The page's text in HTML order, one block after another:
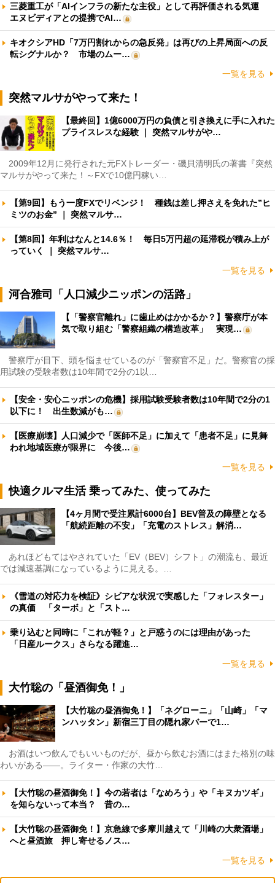
三菱重工が「AIインフラの新たな主役」として再評価される気運
エヌビディアとの提携でAI…
キオクシアHD「7万円割れからの急反発」は再びの上昇局面への反
転シグナルか？ 市場のムー…
一覧を見る
突然マルサがやって来た！
【最終回】1億6000万円の負債と引き換えに手に入れた
プライスレスな経験 ｜ 突然マルサがや…
2009年12月に発行された元FXトレーダー・磯貝清明氏の著書『突然
マルサがやって来た！～FXで10億円稼い…
【第9回】もう一度FXでリベンジ！ 種銭は差し押さえを免れた”ヒ
ミツのお金” ｜ 突然マルサ…
【第8回】年利はなんと14.6％！ 毎日5万円超の延滞税が積み上が
っていく ｜ 突然マルサ…
一覧を見る
河合雅司「人口減少ニッポンの活路」
【「警察官離れ」に歯止めはかかるか？】警察庁が本
気で取り組む「警察組織の構造改革」 実現…
警察庁が目下、頭を悩ませているのが「警察官不足」だ。警察官の採
用試験の受験者数は10年間で2分の1以…
【安全・安心ニッポンの危機】採用試験受験者数は10年間で2分の1
以下に！ 出生数減がも…
【医療崩壊】人口減少で「医師不足」に加えて「患者不足」に見舞
われ地域医療が限界に 今後…
一覧を見る
快適クルマ生活 乗ってみた、使ってみた
【4ヶ月間で受注累計6000台】BEV普及の障壁となる
「航続距離の不安」「充電のストレス」解消…
あれほどもてはやされていた「EV（BEV）シフト」の潮流も、最近
では減速基調になっているように見える。…
《雪道の対応力を検証》シビアな状況で実感した「フォレスター」
の真価 「ターボ」と「スト…
乗り込むと同時に「これが軽？」と戸惑うのには理由があった
「日産ルークス」さらなる躍進…
一覧を見る
大竹聡の「昼酒御免！」
【大竹聡の昼酒御免！】「ネグローニ」「山崎」「マ
ンハッタン」新宿三丁目の隠れ家バーで1…
お酒はいつ飲んでもいいものだが、昼から飲むお酒にはまた格別の味
わいがある――。ライター・作家の大竹…
【大竹聡の昼酒御免！】今の若者は「なめろう」や「キヌカツギ」
を知らないって本当？ 昔の…
【大竹聡の昼酒御免！】京急線で多摩川越えて「川崎の大衆酒場」
へと昼酒旅 押し寄せるノス…
一覧を見る